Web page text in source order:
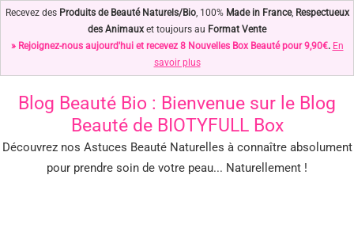
Recevez des Produits de Beauté Naturels/Bio, 100% Made in France, Respectueux
des Animauxet toujours au Format Vente
» Rejoignez-nous aujourd'hui et recevez 8 Nouvelles Box Beauté pour 9,90€. En
savoir plus
Blog Beauté Bio : Bienvenue sur le Blog
Beauté de BIOTYFULL Box
Découvrez nos Astuces Beauté Naturelles à connaître absolument
pour prendre soin de votre peau... Naturellement !